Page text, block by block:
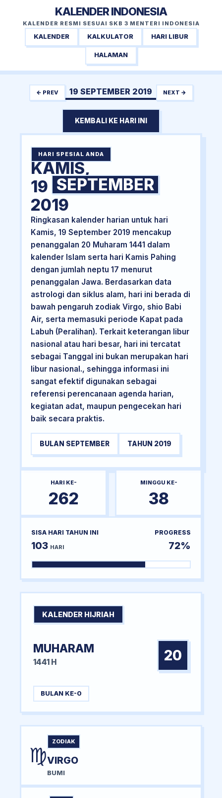
KALENDER INDONESIA
KALENDER RESMI SESUAI SKB 3 MENTERI INDONESIA
KALENDER KALKULATOR HARI LIBUR
HALAMAN
← PREV 19 SEPTEMBER 2019 NEXT →
KEMBALI KE HARI INI
HARI SPESIAL ANDA
KAMIS,
19 SEPTEMBER
2019
Ringkasan kalender harian untuk hari
Kamis, 19 September 2019 mencakup
penanggalan 20 Muharam 1441 dalam
kalender Islam serta hari Kamis Pahing
dengan jumlah neptu 17 menurut
penanggalan Jawa. Berdasarkan data
astrologi dan siklus alam, hari ini berada di
bawah pengaruh zodiak Virgo, shio Babi
Air, serta memasuki periode Kapat pada
Labuh (Peralihan). Terkait keterangan libur
nasional atau hari besar, hari ini tercatat
sebagai Tanggal ini bukan merupakan hari
libur nasional., sehingga informasi ini
sangat efektif digunakan sebagai
referensi perencanaan agenda harian,
kegiatan adat, maupun pengecekan hari
baik secara praktis.
BULAN SEPTEMBER TAHUN 2019
HARI KE-
262
MINGGU KE-
38
SISA HARI TAHUN INI
103 HARI
PROGRESS
72%
KALENDER HIJRIAH
MUHARAM
1441 H 20
BULAN KE-0
♍
ZODIAK
VIRGO
BUMI